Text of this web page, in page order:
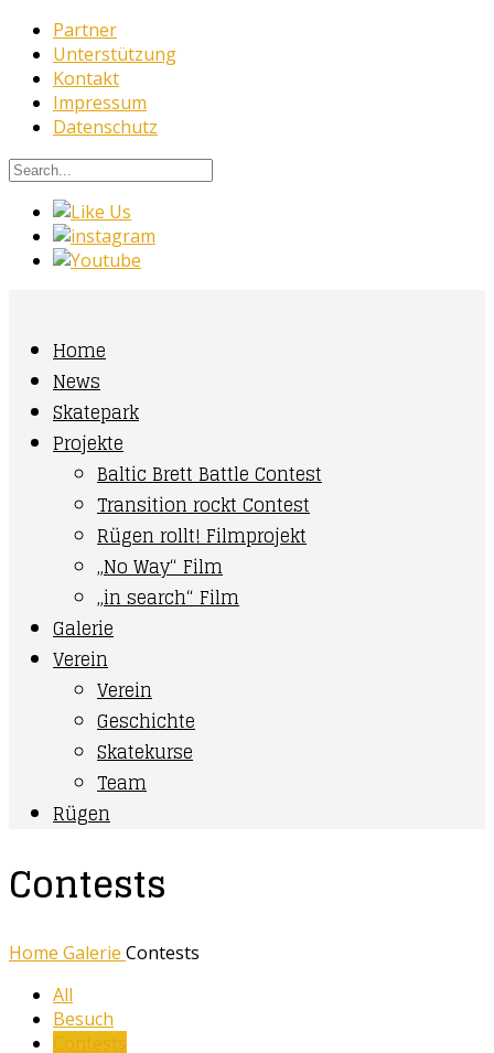
Partner
Unterstützung
Kontakt
Impressum
Datenschutz
Home
News
Skatepark
Projekte
Baltic Brett Battle Contest
Transition rockt Contest
Rügen rollt! Filmprojekt
„No Way“ Film
„in search“ Film
Galerie
Verein
Verein
Geschichte
Skatekurse
Team
Rügen
Contests
Home Galerie Contests
All
Besuch